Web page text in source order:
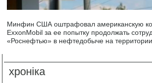
Минфин США оштрафовал американскую
ExxonMobil за ее попытку продолжать
«Роснефтью» в нефтедобыче на
хроніка